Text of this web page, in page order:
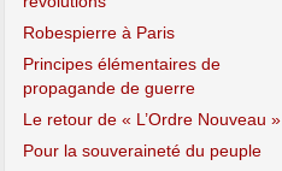
Robespierre à Paris
Principes élémentaires de
propagande de guerre
Le retour de « L’Ordre Nouveau »
Pour la souveraineté du peuple